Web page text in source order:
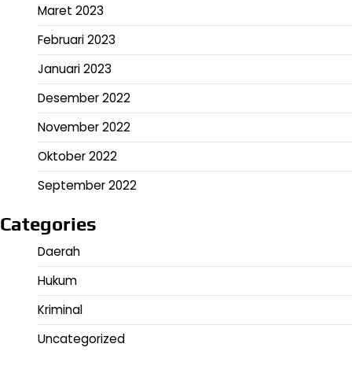
Maret 2023
Februari 2023
Januari 2023
Desember 2022
November 2022
Oktober 2022
September 2022
Categories
Daerah
Hukum
Kriminal
Uncategorized